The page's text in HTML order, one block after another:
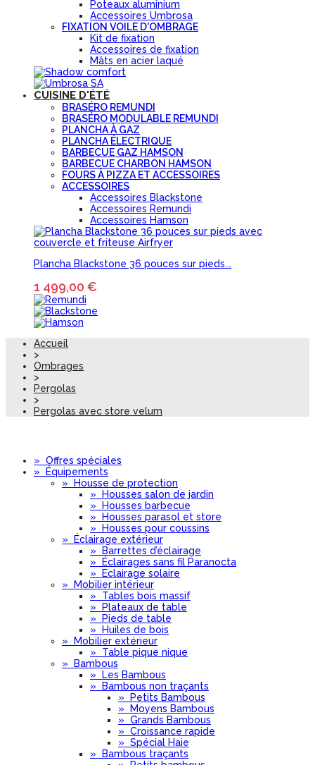
Poteaux aluminium
Accessoires Umbrosa
FIXATION VOILE D'OMBRAGE
Kit de fixation
Accessoires de fixation
Mâts en acier laqué
CUISINE D'ÉTÉ
BRASÉRO REMUNDI
BRASÉRO MODULABLE REMUNDI
PLANCHA À GAZ
PLANCHA ÉLECTRIQUE
BARBECUE GAZ HAMSON
BARBECUE CHARBON HAMSON
FOURS À PIZZA ET ACCESSOIRES
ACCESSOIRES
Accessoires Blackstone
Accessoires Remundi
Accessoires Hamson
Plancha Blackstone 36 pouces sur pieds...
1 499,00 €
Accueil
>
Ombrages
>
Pergolas
>
Pergolas avec store velum
» Offres spéciales
»
Équipements
»
Housse de protection
»
Housses salon de jardin
»
Housses barbecue
»
Housses parasol et store
»
Housses pour coussins
»
Éclairage extérieur
»
Barrettes d’éclairage
»
Éclairages sans fil Paranocta
»
Eclairage solaire
»
Mobilier intérieur
» Tables bois massif
»
Plateaux de table
»
Pieds de table
»
Huiles de bois
»
Mobilier extérieur
» Table pique nique
»
Bambous
»
Les Bambous
»
Bambous non traçants
»
Petits Bambous
»
Moyens Bambous
» Grands Bambous
» Croissance rapide
» Spécial Haie
»
Bambous traçants